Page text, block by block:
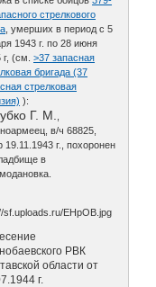
стрелкового
, умерших в период с 5
1943 г. по 28 июня
г, (см.>37 запасная
бригада (37
стрелковая
):
Г. М.
в/ч 68825,
19.11.1943 г., похоронен
в
РВК
области от
г.